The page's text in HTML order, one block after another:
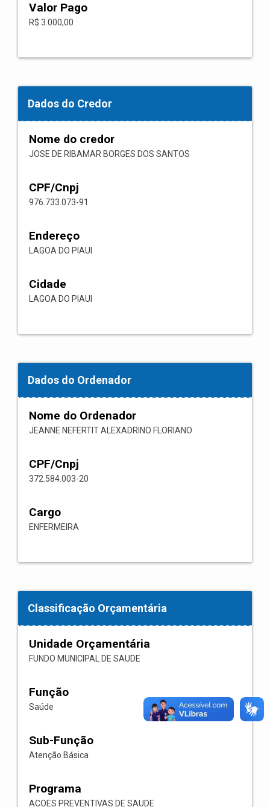
Valor Pago
R$ 3.000,00
Dados do Credor
Nome do credor
JOSE DE RIBAMAR BORGES DOS SANTOS
CPF/Cnpj
976.733.073-91
Endereço
LAGOA DO PIAUI
Cidade
LAGOA DO PIAUI
Dados do Ordenador
Nome do Ordenador
JEANNE NEFERTIT ALEXADRINO FLORIANO
CPF/Cnpj
372.584.003-20
Cargo
ENFERMEIRA
Classificação Orçamentária
Unidade Orçamentária
FUNDO MUNICIPAL DE SAUDE
Função
Saúde
Sub-Função
Atenção Básica
Programa
ACOES PREVENTIVAS DE SAUDE